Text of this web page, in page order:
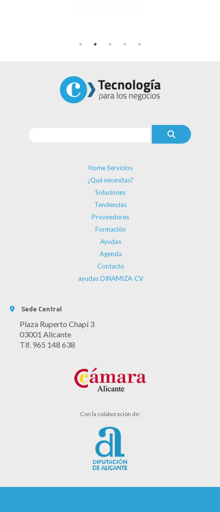
Home Servicios
¿Qué necesitas?
Soluciones
Tendencias
Proveedores
Formación
Ayudas
Agenda
Contacto
ayudas DINAMIZA-CV
Sede Central
Plaza Ruperto Chapí 3
03001 Alicante
Tlf. 965 148 638
Con la colaboración de: